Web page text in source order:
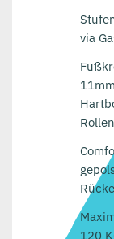
via
120